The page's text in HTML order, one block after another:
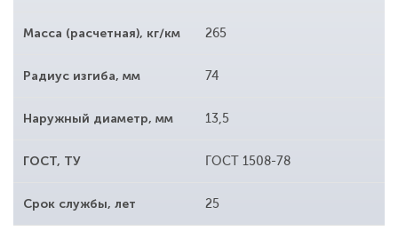
Масса (расчетная), кг/км 265
Радиус изгиба, мм 74
Наружный диаметр, мм 13,5
ГОСТ, ТУ ГОСТ 1508-78
Срок службы, лет 25